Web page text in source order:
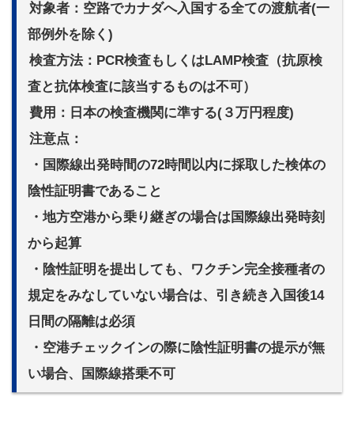
対象者：空路でカナダへ入国する全ての渡航者(一
部例外を除く)
検査方法：PCR検査もしくはLAMP検査（抗原検
査と抗体検査に該当するものは不可）
費用：日本の検査機関に準する(３万円程度)
注意点：
・国際線出発時間の72時間以内に採取した検体の
陰性証明書であること
・地方空港から乗り継ぎの場合は国際線出発時刻
から起算
・陰性証明を提出しても、ワクチン完全接種者の
規定をみなしていない場合は、引き続き入国後14
日間の隔離は必須
・空港チェックインの際に陰性証明書の提示が無
い場合、国際線搭乗不可